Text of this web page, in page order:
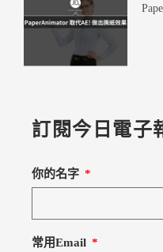
訂閱今日電子
你的名字
常用Email